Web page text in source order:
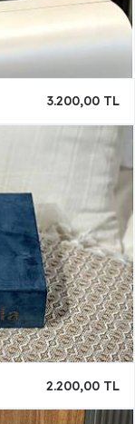
3.200,00 TL
2.200,00 TL